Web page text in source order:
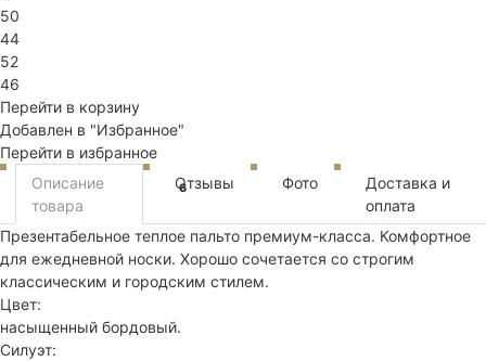
50
44
52
46
Перейти в корзину
Добавлен в "Избранное"
Перейти в избранное
Описание
товара
Отзывы
6 Фото
Доставка и
оплата
Презентабельное теплое пальто премиум-класса. Комфортное
для ежедневной носки. Хорошо сочетается со строгим
классическим и городским стилем.
Цвет:
насыщенный бордовый.
Силуэт: